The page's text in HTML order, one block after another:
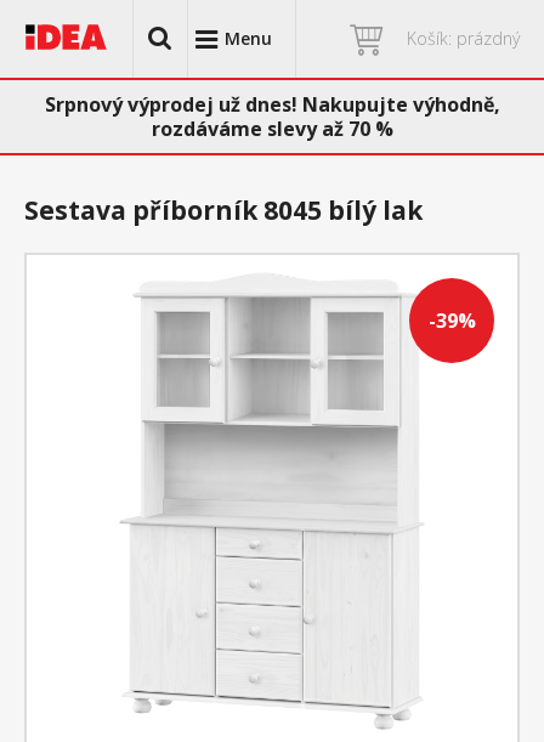
Menu Košík: prázdný
Srpnový výprodej už dnes! Nakupujte výhodně,
rozdáváme slevy až 70 %
-39%
Sestava příborník 8045 bílý lak